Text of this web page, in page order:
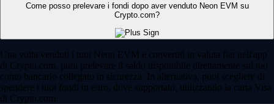
Come posso prelevare i fondi dopo aver venduto Neon EVM su
Crypto.com?
Una volta venduti i tuoi Neon EVM e convertiti in valuta fiat nell'app
di Crypto.com, puoi prelevare il saldo disponibile direttamente sul tuo
conto bancario collegato in sicurezza. In alternativa, puoi scegliere di
spendere i tuoi fondi in euro, dove supportato, utilizzando la carta Visa
di Crypto.com.